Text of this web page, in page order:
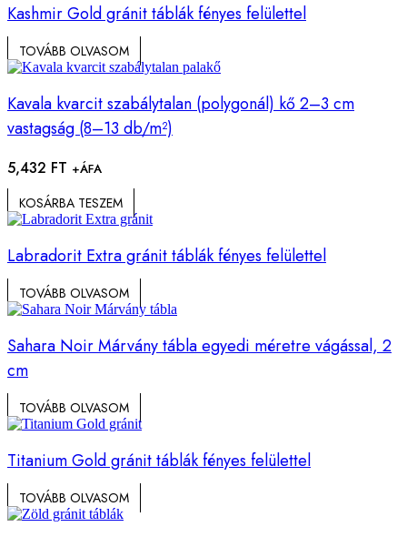
Kashmir Gold gránit táblák fényes felülettel
TOVÁBB OLVASOM
Kavala kvarcit szabálytalan (polygonál) kő 2–3 cm
vastagság (8–13 db/m²)
5,432 FT +ÁFA
KOSÁRBA TESZEM
Labradorit Extra gránit táblák fényes felülettel
TOVÁBB OLVASOM
Sahara Noir Márvány tábla egyedi méretre vágással, 2
cm
TOVÁBB OLVASOM
Titanium Gold gránit táblák fényes felülettel
TOVÁBB OLVASOM